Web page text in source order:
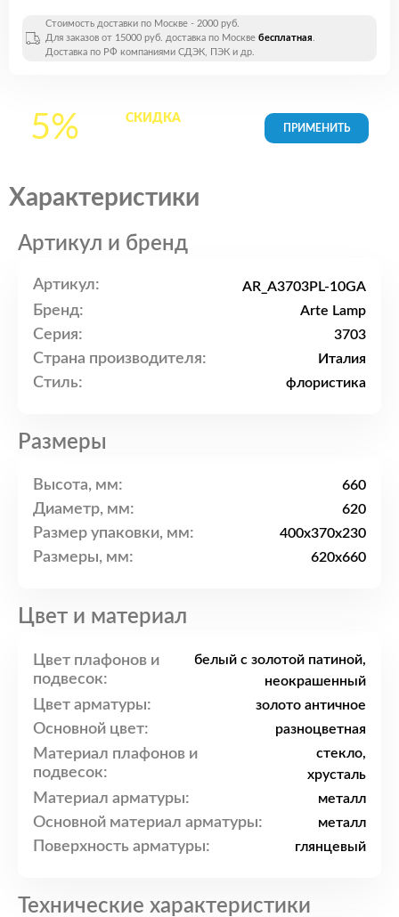
Стоимость доставки по Москве - 2000 руб.
Для заказов от 15000 руб. доставка по Москве бесплатная.
Доставка по РФ компаниями СДЭК, ПЭК и др.
5% СКИДКАна все
Характеристики
Артикул и бренд
Артикул: AR_A3703PL-10GA
Бренд: Arte Lamp
Серия: 3703
Страна производителя: Италия
Стиль: флористика
Размеры
Высота, мм: 660
Диаметр, мм: 620
Размер упаковки, мм: 400x370x230
Размеры, мм: 620х660
Цвет и материал
Цвет плафонов и
подвесок:
белый с золотой патиной,
неокрашенный
Цвет арматуры: золото античное
Основной цвет: разноцветная
Материал плафонов и
подвесок:
стекло,
хрусталь
Материал арматуры: металл
Основной материал арматуры: металл
Поверхность арматуры: глянцевый
Технические характеристики